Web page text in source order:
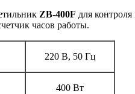
ZB-400F для
часов работы.
220 В, 50 Гц
400 Вт